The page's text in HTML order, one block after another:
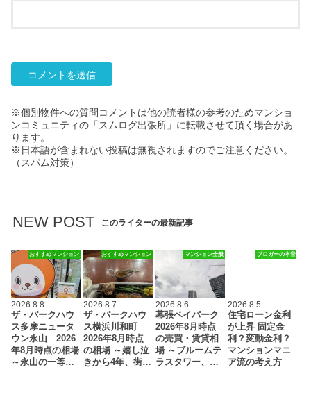
※個別物件への質問コメントは他の読者様の参考のためマンショ
ンコミュニティの「スムログ出張所」に転載させて頂く場合があ
ります。
※日本語が含まれない投稿は無視されますのでご注意ください。
（スパム対策）
NEW POST このライターの最新記事
おすすめマンション
2026.8.8
ザ・パークハウ
ス多摩ニュータ
ウン永山 2026
年8月時点の相場
～永山の一等…
おすすめマンション
2026.8.7
ザ・パークハウ
ス横浜川和町
2026年8月時点
の相場 ～嬉し泣
きから4年、街…
マンション全般
2026.8.6
幕張ベイパーク
2026年8月時点
の売買・賃貸相
場 ～ブルームテ
ラスタワー、…
ブロガーの本音
2026.8.5
住宅ローン金利
が上昇 固定金
利？変動金利？
マンションマニ
ア流の考え方